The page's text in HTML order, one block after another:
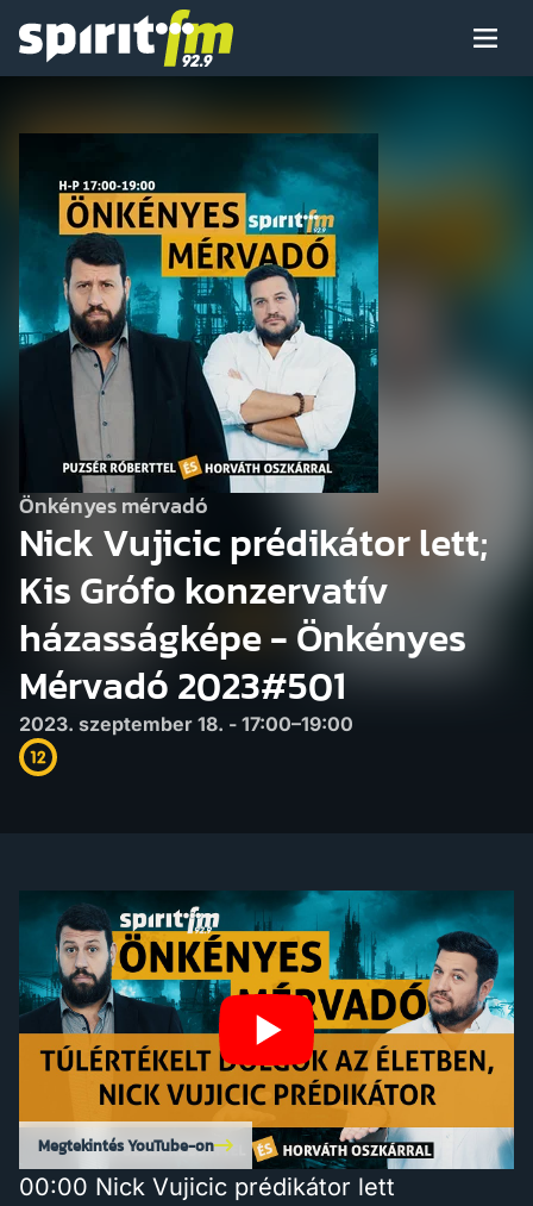
Spirit
Menü
Műsoraink
Arcaink
Műsor
Hírek
Önkényes mérvadó
Nick Vujicic prédikátor lett;
Kis Grófo konzervatív
házasságképe - Önkényes
Mérvadó 2023#501
2023. szeptember 18. - 17:00–19:00
Megtekintés YouTube-on
00:00 Nick Vujicic prédikátor lett